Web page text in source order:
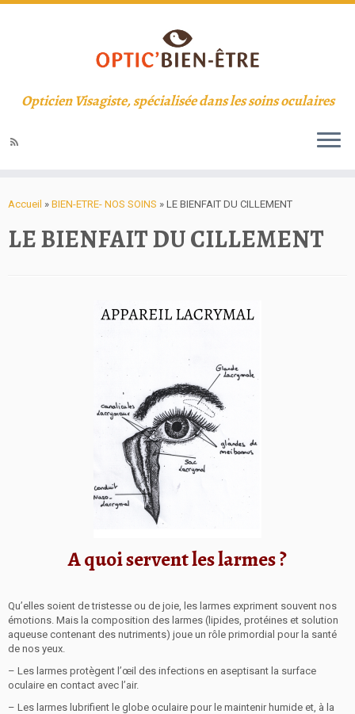
Opticien Visagiste, spécialisée dans les soins oculaires
Accueil » BIEN-ETRE- NOS SOINS » LE BIENFAIT DU CILLEMENT
LE BIENFAIT DU CILLEMENT
A quoi servent les larmes ?
Qu’elles soient de tristesse ou de joie, les larmes expriment souvent nos
émotions. Mais la composition des larmes (lipides, protéines et solution
aqueuse contenant des nutriments) joue un rôle primordial pour la santé
de nos yeux.
– Les larmes protègent l’œil des infections en aseptisant la surface
oculaire en contact avec l’air.
– Les larmes lubrifient le globe oculaire pour le maintenir humide et, à la